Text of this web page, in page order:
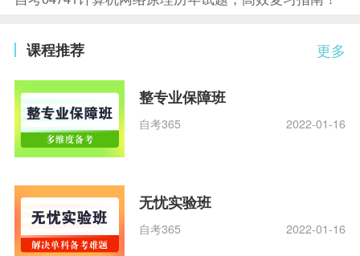
更多
课程推荐
整专业保障班
自考365 2022-01-16
无忧实验班
自考365 2022-01-16